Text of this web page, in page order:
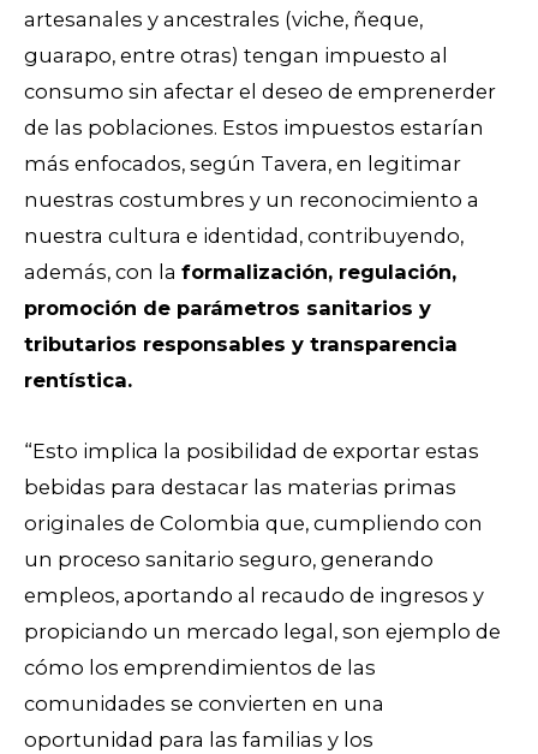
artesanales y ancestrales (viche, ñeque,
guarapo, entre otras) tengan impuesto al
consumo sin afectar el deseo de emprenerder
de las poblaciones. Estos impuestos estarían
más enfocados, según Tavera, en legitimar
nuestras costumbres y un reconocimiento a
nuestra cultura e identidad, contribuyendo,
además, con la formalización, regulación,
promoción de parámetros sanitarios y
tributarios responsables y transparencia
rentística.
“Esto implica la posibilidad de exportar estas
bebidas para destacar las materias primas
originales de Colombia que, cumpliendo con
un proceso sanitario seguro, generando
empleos, aportando al recaudo de ingresos y
propiciando un mercado legal, son ejemplo de
cómo los emprendimientos de las
comunidades se convierten en una
oportunidad para las familias y los